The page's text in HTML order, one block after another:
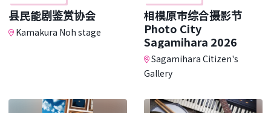
县民能剧鉴赏协会
Kamakura Noh stage
相模原市综合摄影节
Photo City
Sagamihara 2026
Sagamihara Citizen's
Gallery